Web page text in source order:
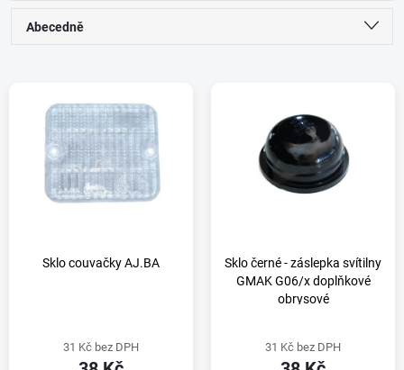
Ř
Abecedně
Nejprodávanější
Sklo couvačky AJ.BA
31 Kč bez DPH
Sklo černé - záslepka svítilny
GMAK G06/x doplňkové
obrysové
31 Kč bez DPH